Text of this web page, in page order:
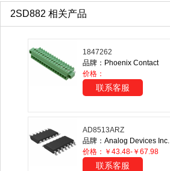
2SD882 相关产品
1847262
品牌：Phoenix Contact
价格：
联系客服
AD8513ARZ
品牌：Analog Devices Inc.
价格：￥43.48-￥67.98
联系客服